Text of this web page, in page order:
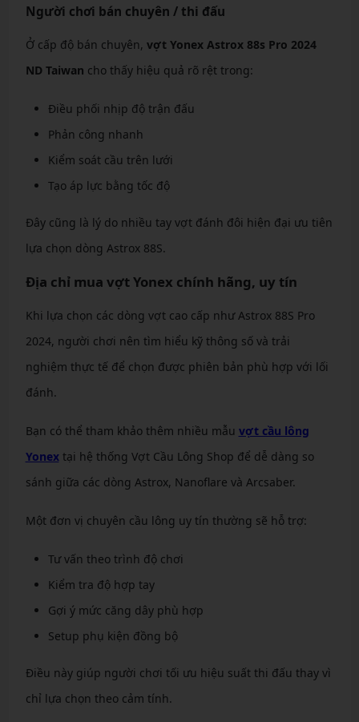
Người chơi bán chuyên / thi đấu
Ở cấp độ bán chuyên, vợt Yonex Astrox 88s Pro 2024
ND Taiwan cho thấy hiệu quả rõ rệt trong:
Điều phối nhịp độ trận đấu
Phản công nhanh
Kiểm soát cầu trên lưới
Tạo áp lực bằng tốc độ
Đây cũng là lý do nhiều tay vợt đánh đôi hiện đại ưu tiên
lựa chọn dòng Astrox 88S.
Địa chỉ mua vợt Yonex chính hãng, uy tín
Khi lựa chọn các dòng vợt cao cấp như Astrox 88S Pro
2024, người chơi nên tìm hiểu kỹ thông số và trải
nghiệm thực tế để chọn được phiên bản phù hợp với lối
đánh.
Bạn có thể tham khảo thêm nhiều mẫu vợt cầu lông
Yonextại hệ thống Vợt Cầu Lông Shop để dễ dàng so
sánh giữa các dòng Astrox, Nanoflare và Arcsaber.
Một đơn vị chuyên cầu lông uy tín thường sẽ hỗ trợ:
Tư vấn theo trình độ chơi
Kiểm tra độ hợp tay
Gợi ý mức căng dây phù hợp
Setup phụ kiện đồng bộ
Điều này giúp người chơi tối ưu hiệu suất thi đấu thay vì
chỉ lựa chọn theo cảm tính.